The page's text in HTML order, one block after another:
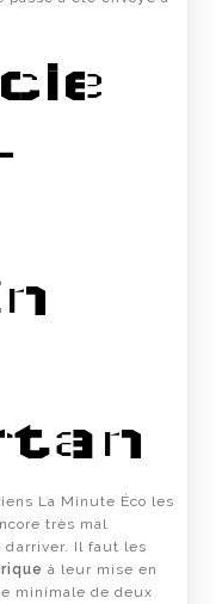
La Minute Éco les
très mal
darriver. Il faut les
à leur mise en
minimale de deux